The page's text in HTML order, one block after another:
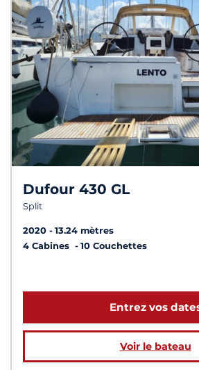
Dufour 430 GL
Split
2020
13.24 mètres
4 Cabines
10 Couchettes
Entrez vos
Voir le bateau